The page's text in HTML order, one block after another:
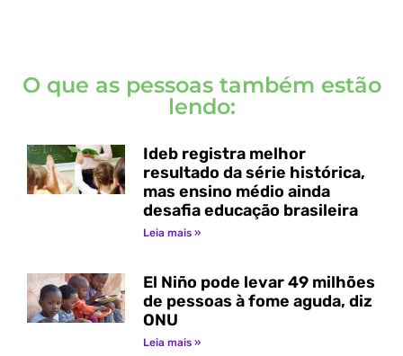
O que as pessoas também estão
lendo:
Ideb registra melhor
resultado da série histórica,
mas ensino médio ainda
desafia educação brasileira
Leia mais »
El Niño pode levar 49 milhões
de pessoas à fome aguda, diz
ONU
Leia mais »